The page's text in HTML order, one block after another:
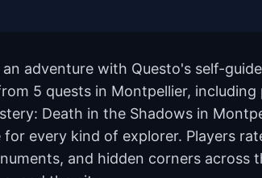
adventure with Questo's self-
5 quests in Montpellier,
Death in the Shadows in
every kind of explorer. Players
and hidden corners across